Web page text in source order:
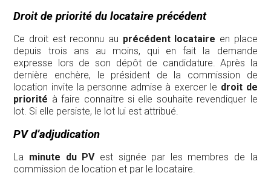
Droit de priorité du locataire précédent
Ce droit est reconnu au précédent locataire en place
depuis trois ans au moins, qui en fait la demande
expresse lors de son dépôt de candidature. Après la
dernière enchère, le président de la commission de
location invite la personne admise à exercer le droit de
priorité à faire connaitre si elle souhaite revendiquer le
lot. Si elle persiste, le lot lui est attribué.
PV d’adjudication
La minute du PVest signée par les membres de la
commission de location et par le locataire.